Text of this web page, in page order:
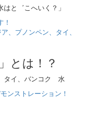
と゛こへいく？」
とは！？
タイ、バンコク 水
ンストレーション！